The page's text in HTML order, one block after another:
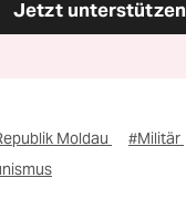
Jetzt unterstützen
Moldau #Militär